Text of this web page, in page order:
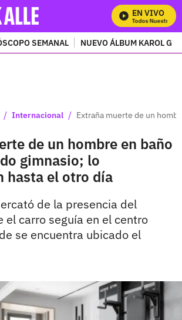
EN VIVO
Mira Todos Nuestros
SEMANAL NUEVO ÁLBUM KAROL G
/ Internacional / Extraña muerte de un
de un hombre en baño
gimnasio; lo
hasta el otro día
de la presencia del
el carro seguía en el centro
se encuentra ubicado el